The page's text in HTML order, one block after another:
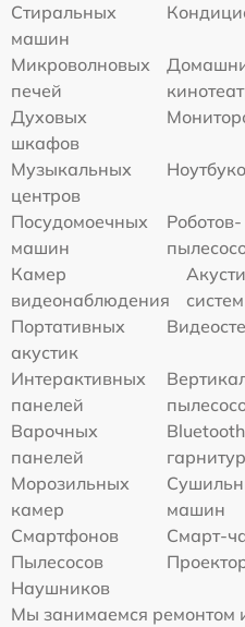
Стиральных
машин
Микроволновых
печей
Духовых
шкафов
Музыкальных
центров
Посудомоечных
машин
Роботов-
Камер
видеонаблюдения
систем
Портативных
акустик
Интерактивных
панелей
Варочных
панелей
Bluetooth
гарнитур
Морозильных
камер
машин
Смартфонов
Смарт-
Пылесосов
Наушников
Мы занимаемся ремонтом